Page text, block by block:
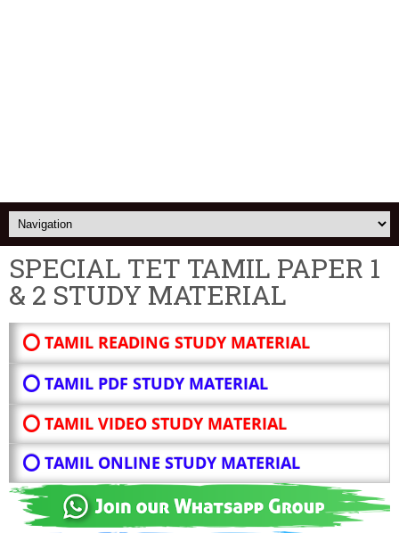
SPECIAL TET TAMIL PAPER 1
& 2 STUDY MATERIAL
⭕ TAMIL READING STUDY MATERIAL
⭕ TAMIL PDF STUDY MATERIAL
⭕ TAMIL VIDEO STUDY MATERIAL
⭕ TAMIL ONLINE STUDY MATERIAL